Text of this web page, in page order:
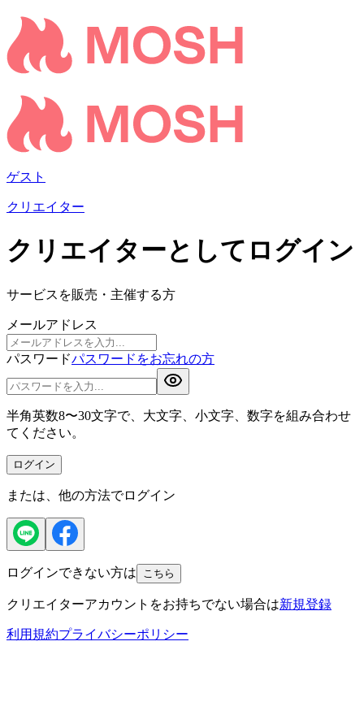
ゲスト
クリエイター
クリエイターとしてログイン
サービスを販売・主催する方
メールアドレス
パスワードパスワードをお忘れの方
半角英数8〜30文字で、大文字、小文字、数字を組み合わせ
てください。
ログイン
または、他の方法でログイン
ログインできない方は こちら
クリエイターアカウントをお持ちでない場合は新規登録
利用規約プライバシーポリシー